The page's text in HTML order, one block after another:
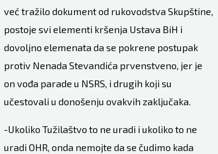
već tražilo dokument od rukovodstva Skupštine,
postoje svi elementi kršenja Ustava BiH i
dovoljno elemenata da se pokrene postupak
protiv Nenada Stevandića prvenstveno, jer je
on vođa parade u NSRS, i drugih koji su
učestovali u donošenju ovakvih zaključaka.
-Ukoliko Tužilaštvo to ne uradi i ukoliko to ne
uradi OHR, onda nemojte da se čudimo kada